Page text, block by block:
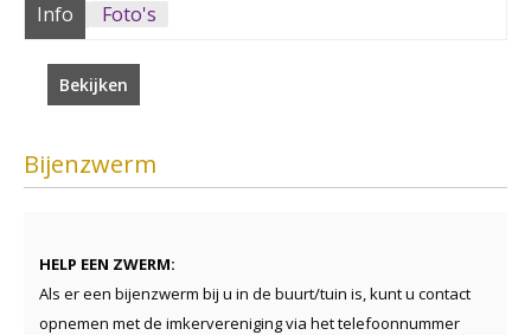
Info Foto's
Bekijken
Bijenzwerm
HELP EEN ZWERM:
Als er een bijenzwerm bij u in de buurt/tuin is, kunt u contact
opnemen met de imkervereniging via het telefoonnummer